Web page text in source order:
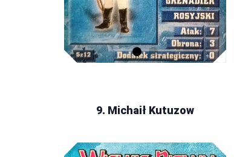
9. Michaił Kutuzow